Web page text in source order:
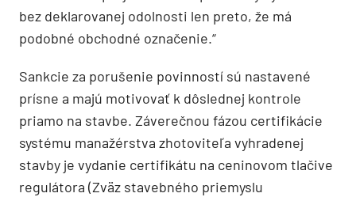
bez deklarovanej odolnosti len preto, že má
podobné obchodné označenie.“
Sankcie za porušenie povinností sú nastavené
prísne a majú motivovať k dôslednej kontrole
priamo na stavbe. Záverečnou fázou certifikácie
systému manažérstva zhotoviteľa vyhradenej
stavby je vydanie certifikátu na ceninovom tlačive
regulátora (Zväz stavebného priemyslu